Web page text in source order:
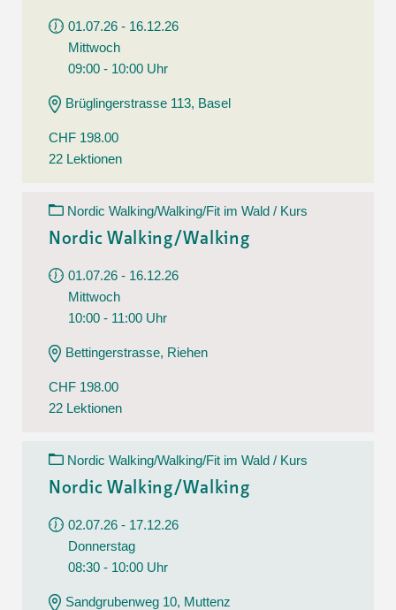
01.07.26 - 16.12.26
Mittwoch
09:00 - 10:00 Uhr
Brüglingerstrasse 113, Basel
CHF 198.00
22 Lektionen
Nordic Walking/Walking/Fit im Wald / Kurs
Nordic Walking/Walking
01.07.26 - 16.12.26
Mittwoch
10:00 - 11:00 Uhr
Bettingerstrasse, Riehen
CHF 198.00
22 Lektionen
Nordic Walking/Walking/Fit im Wald / Kurs
Nordic Walking/Walking
02.07.26 - 17.12.26
Donnerstag
08:30 - 10:00 Uhr
Sandgrubenweg 10, Muttenz